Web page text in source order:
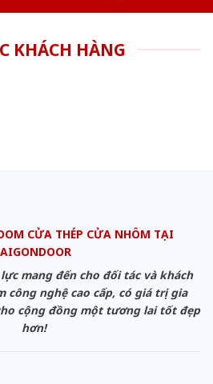
KHÁCH HÀNG
CỬA THÉP CỬA NHÔM TẠI
mang đến cho đối tác và khách
công nghệ cao cấp, có giá trị gia
cộng đồng một tương lai tốt đẹp
hơn!